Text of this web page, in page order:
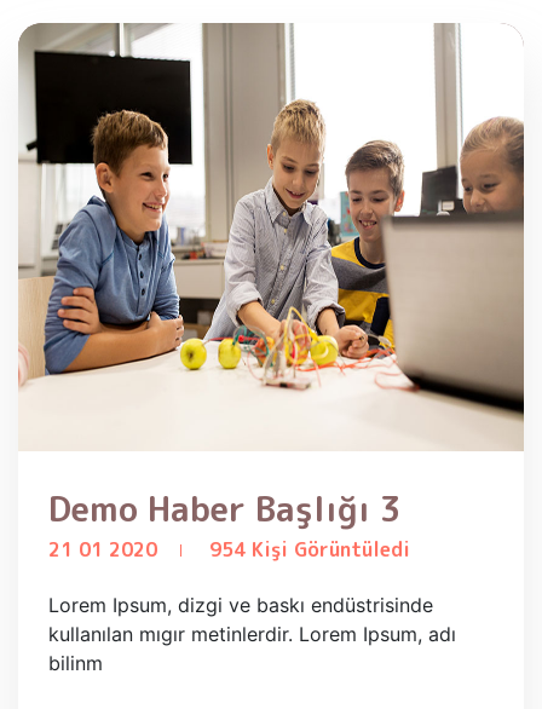
Demo Haber Başlığı 3
21 01 2020 954 Kişi Görüntüledi
Lorem Ipsum, dizgi ve baskı endüstrisinde
kullanılan mıgır metinlerdir. Lorem Ipsum, adı
bilinm